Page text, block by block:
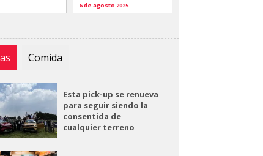
6 de agosto 2025
Comida
Esta pick-up se renueva
para seguir siendo la
consentida de
cualquier terreno